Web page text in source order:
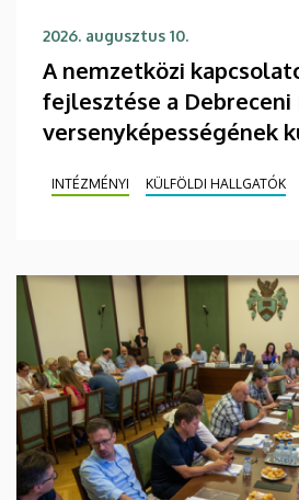
2026. augusztus 10.
A nemzetközi
fejlesztése a Debreceni
versenyképességének
INTÉZMÉNYI KÜLFÖLDI HALLGATÓK